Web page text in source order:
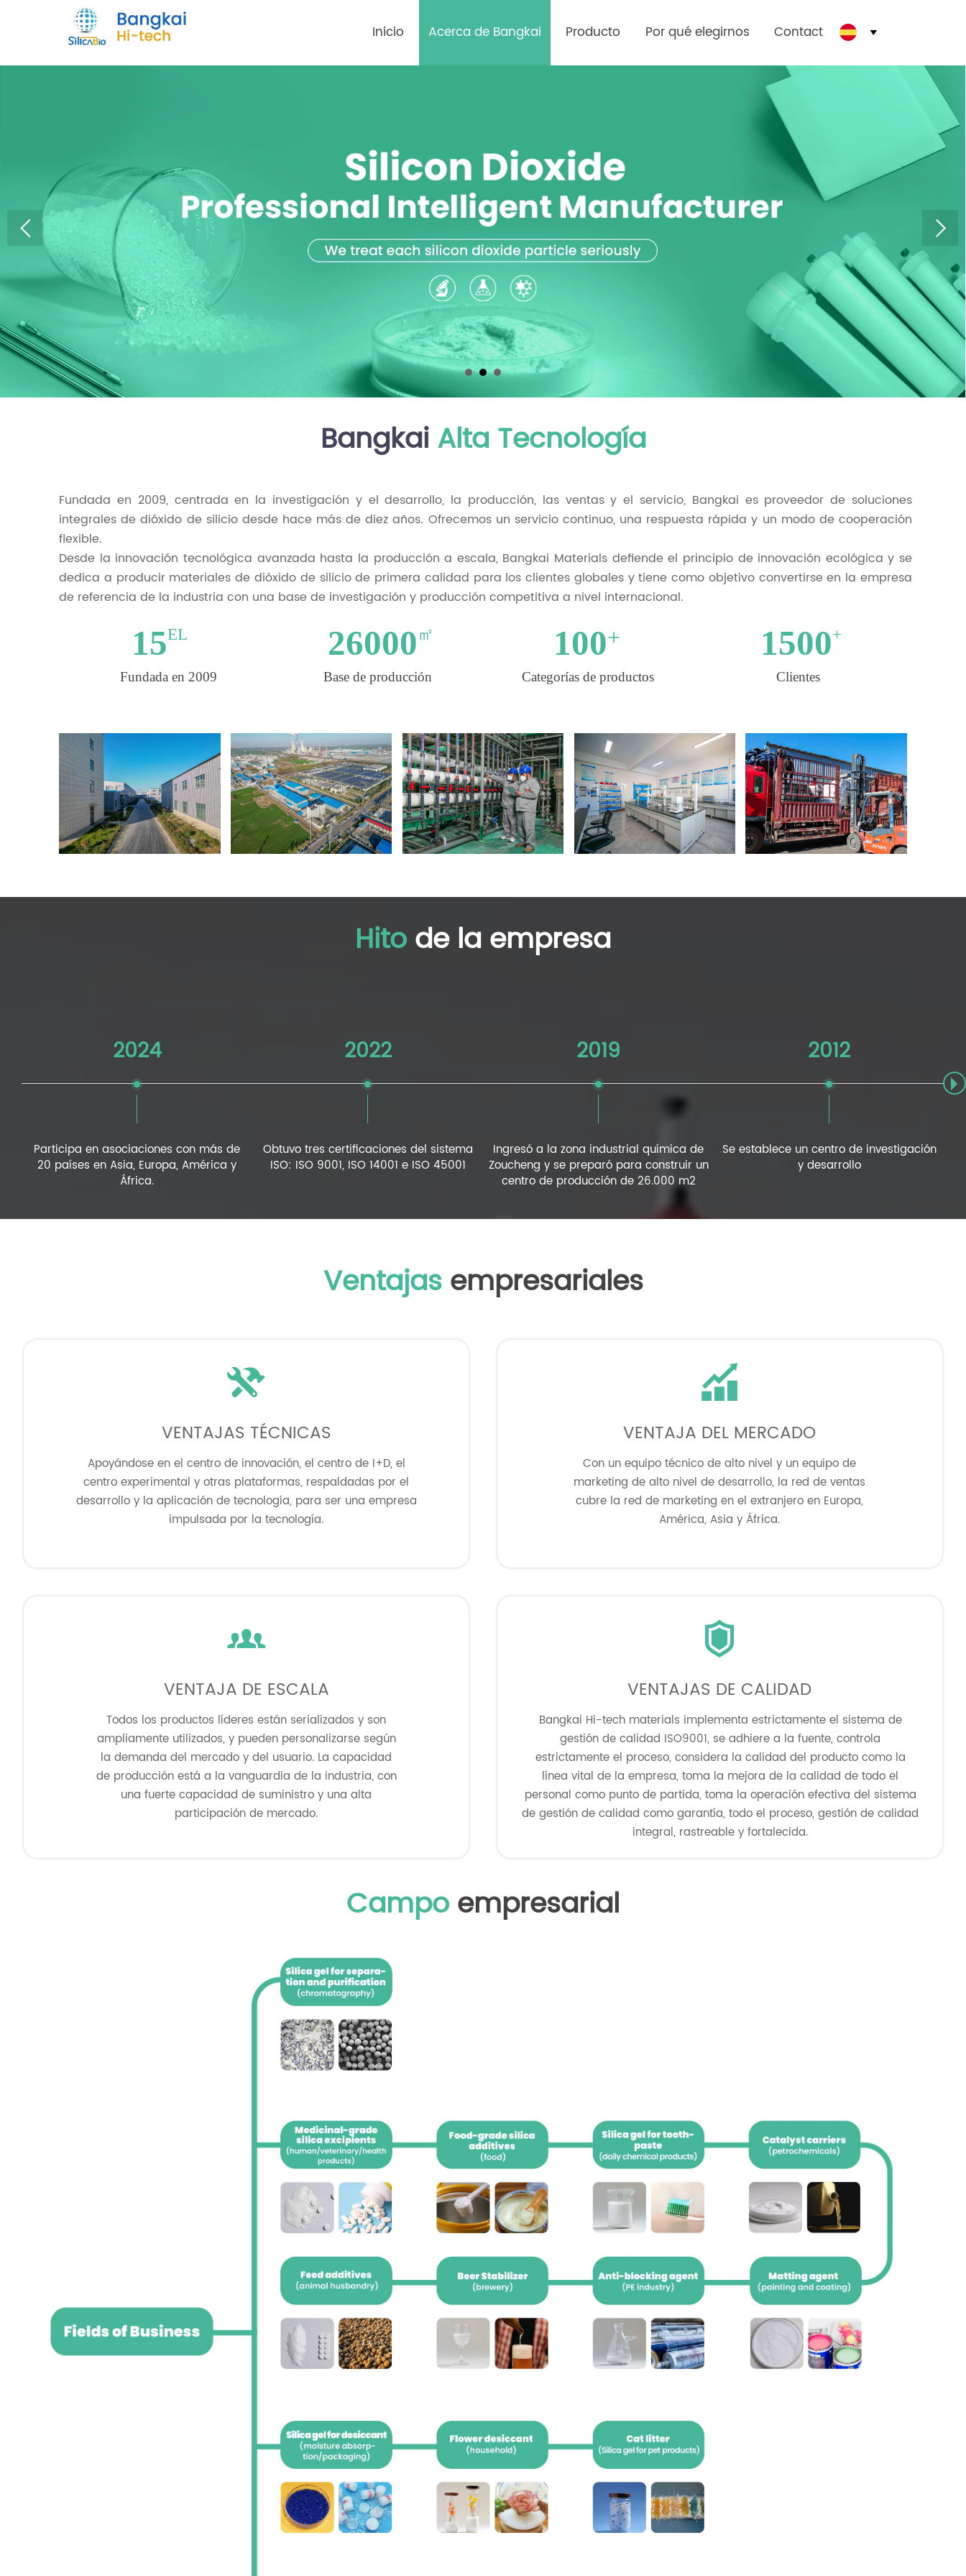
Inicio Acerca de Bangkai Producto Por qué elegirnos Contact 
Bangkai Alta Tecnología
Fundada en 2009, centrada en la investigación y el desarrollo, la producción, las ventas y el servicio, Bangkai es proveedor de soluciones
integrales de dióxido de silicio desde hace más de diez años. Ofrecemos un servicio continuo, una respuesta rápida y un modo de cooperación
flexible.
Desde la innovación tecnológica avanzada hasta la producción a escala, Bangkai Materials defiende el principio de innovación ecológica y se
dedica a producir materiales de dióxido de silicio de primera calidad para los clientes globales y tiene como objetivo convertirse en la empresa
de referencia de la industria con una base de investigación y producción competitiva a nivel internacional.
15EL
Fundada en 2009
26000㎡
Base de producción
100+
Categorías de productos
1500+
Clientes
Hitode la empresa
2024 2022 2019 2012
Participa en asociaciones con más de
20 países en Asia, Europa, América y
África.
Obtuvo tres certificaciones del sistema
ISO: ISO 9001, ISO 14001 e ISO 45001
Ingresó a la zona industrial química de
Zoucheng y se preparó para construir un
centro de producción de 26.000 m2
Se establece un centro de investigación
y desarrollo
Ventajasempresariales

VENTAJAS TÉCNICAS
Apoyándose en el centro de innovación, el centro de I+D, el
centro experimental y otras plataformas, respaldadas por el
desarrollo y la aplicación de tecnología, para ser una empresa
impulsada por la tecnología.

VENTAJA DEL MERCADO
Con un equipo técnico de alto nivel y un equipo de
marketing de alto nivel de desarrollo, la red de ventas
cubre la red de marketing en el extranjero en Europa,
América, Asia y África.

VENTAJA DE ESCALA
Todos los productos líderes están serializados y son
ampliamente utilizados, y pueden personalizarse según
la demanda del mercado y del usuario. La capacidad
de producción está a la vanguardia de la industria, con
una fuerte capacidad de suministro y una alta
participación de mercado.

VENTAJAS DE CALIDAD
Bangkai Hi-tech materials implementa estrictamente el sistema de
gestión de calidad ISO9001, se adhiere a la fuente, controla
estrictamente el proceso, considera la calidad del producto como la
línea vital de la empresa, toma la mejora de la calidad de todo el
personal como punto de partida, toma la operación efectiva del sistema
de gestión de calidad como garantía, todo el proceso, gestión de calidad
integral, rastreable y fortalecida.
Campoempresarial